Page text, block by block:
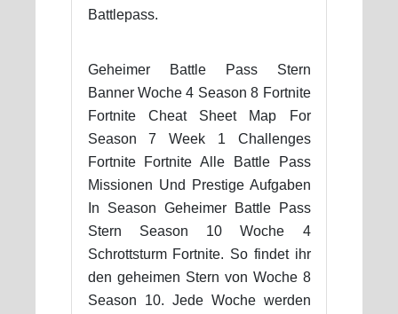
Battlepass.
Geheimer Battle Pass Stern
Banner Woche 4 Season 8 Fortnite
Fortnite Cheat Sheet Map For
Season 7 Week 1 Challenges
Fortnite Fortnite Alle Battle Pass
Missionen Und Prestige Aufgaben
In Season Geheimer Battle Pass
Stern Season 10 Woche 4
Schrottsturm Fortnite. So findet ihr
den geheimen Stern von Woche 8
Season 10. Jede Woche werden